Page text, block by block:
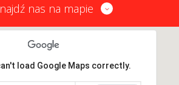
nas na mapie
load Google Maps correctly.